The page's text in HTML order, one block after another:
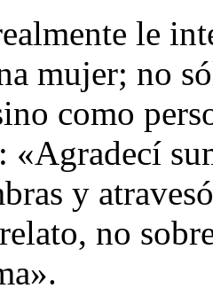
le
mujer; no
como
«Agradecí
y
no